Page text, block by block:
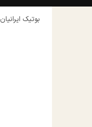
بوتیک ایرانیان